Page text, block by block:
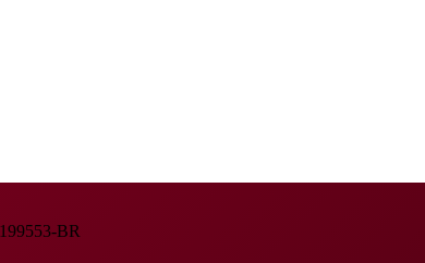
BR